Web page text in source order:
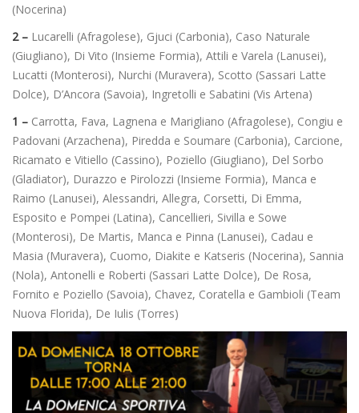
(Nocerina)
2 – Lucarelli (Afragolese), Gjuci (Carbonia), Caso Naturale
(Giugliano), Di Vito (Insieme Formia), Attili e Varela (Lanusei),
Lucatti (Monterosi), Nurchi (Muravera), Scotto (Sassari Latte
Dolce), D’Ancora (Savoia), Ingretolli e Sabatini (Vis Artena)
1 – Carrotta, Fava, Lagnena e Marigliano (Afragolese), Congiu e
Padovani (Arzachena), Piredda e Soumare (Carbonia), Carcione,
Ricamato e Vitiello (Cassino), Poziello (Giugliano), Del Sorbo
(Gladiator), Durazzo e Pirolozzi (Insieme Formia), Manca e
Raimo (Lanusei), Alessandri, Allegra, Corsetti, Di Emma,
Esposito e Pompei (Latina), Cancellieri, Sivilla e Sowe
(Monterosi), De Martis, Manca e Pinna (Lanusei), Cadau e
Masia (Muravera), Cuomo, Diakite e Katseris (Nocerina), Sannia
(Nola), Antonelli e Roberti (Sassari Latte Dolce), De Rosa,
Fornito e Poziello (Savoia), Chavez, Coratella e Gambioli (Team
Nuova Florida), De Iulis (Torres)